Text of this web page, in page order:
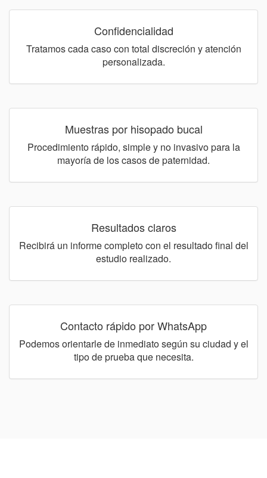
Confidencialidad
Tratamos cada caso con total discreción y atención
personalizada.
Muestras por hisopado bucal
Procedimiento rápido, simple y no invasivo para la
mayoría de los casos de paternidad.
Resultados claros
Recibirá un informe completo con el resultado final del
estudio realizado.
Contacto rápido por WhatsApp
Podemos orientarle de inmediato según su ciudad y el
tipo de prueba que necesita.